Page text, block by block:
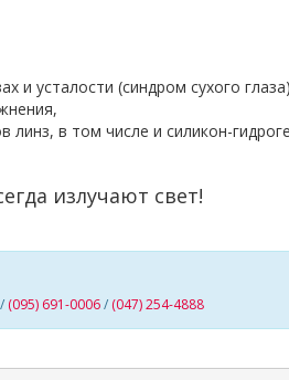
и усталости (синдром сухого
линз, в том числе и силикон-
излучают свет!
/ (095) 691-0006/ (047) 254-4888